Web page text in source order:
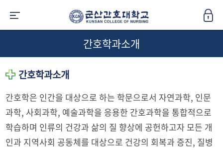
간호학과소개
간호학과소개
간호학은 인간을 대상으로 하는 학문으로서 자연과학, 인문
과학, 사회과학, 예술과학을 응용한 간호과학을 통합적으로
학습하며 인류의 건강과 삶의 질 향상에 공헌하고자 모든 개
인과 지역사회 공동체를 대상으로 건강의 회복과 증진, 질병